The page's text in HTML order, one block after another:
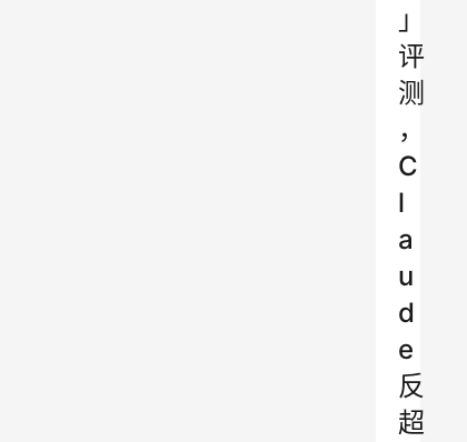
」
评
测
，
C
l
a
u
d
e
反
超